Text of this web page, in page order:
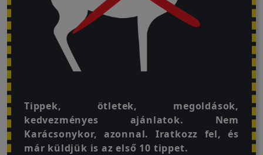
Tippek, ötletek, megoldások,
kedvezményes ajánlatok. Nem
Karácsonykor, azonnal. Iratkozz fel, és
már küldjük is az első 10 tippet.